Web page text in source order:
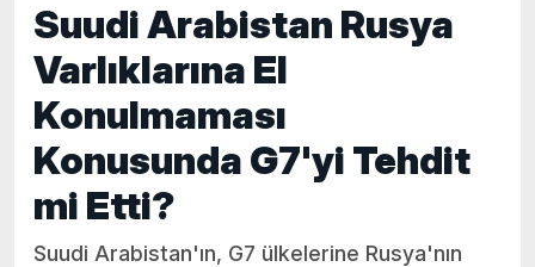
Suudi Arabistan Rusya
Varlıklarına El
Konulmaması
Konusunda G7'yi Tehdit
mi Etti?
Suudi Arabistan'ın, G7 ülkelerine Rusya'nın